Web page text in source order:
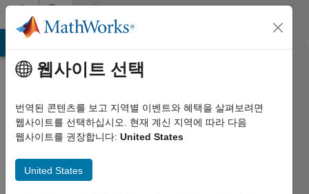
콘텐츠로 바로 가기
Community
Profile
Faiza
Bukenya
웹사이트 선택
번역된 콘텐츠를 보고 지역별 이벤트와 혜택을 살펴보려면
웹사이트를 선택하십시오. 현재 계신 지역에 따라 다음
웹사이트를 권장합니다: United States
United States